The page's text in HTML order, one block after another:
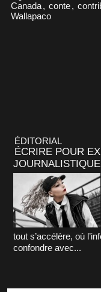
Canada, conte,
Wallapaco
ÉDITORIAL
ÉCRIRE POUR
tout s’accélère, où
confondre avec...